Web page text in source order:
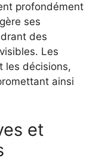
profondément
ses
des
Les
les décisions,
ainsi
et